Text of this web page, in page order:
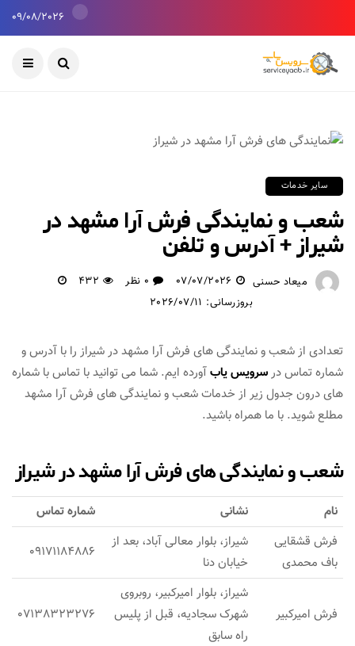
09/08/2026
سایر خدمات
شعب و نمایندگی فرش آرا مشهد در
شیراز + آدرس و تلفن
میعاد حسنی 07/07/2026 0 نظر
432
بروزرسانی: 2026/07/11
تعدادی از شعب و نمایندگی های فرش آرا مشهد در شیراز را با آدرس و
شماره تماس درسرویس یابآورده ایم. شما می توانید با تماس با شماره
های درون جدول زیر از خدمات شعب و نمایندگی های فرش آرا مشهد
مطلع شوید. با ما همراه باشید.
شعب و نمایندگی های فرش آرا مشهد در شیراز
نام نشانی
شماره تماس
فرش قشقایی
باف محمدی
شیراز، بلوار معالی آباد، بعد از
خیابان دنا
09171184886
فرش امیرکبیر
شیراز، بلوار امیرکبیر، روبروی
شهرک سجادیه، قبل از پلیس
راه سابق
07138323276